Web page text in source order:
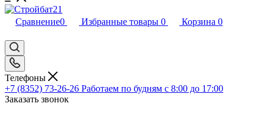
Сравнение0 Избранные товары 0 Корзина 0
Телефоны
+7 (8352) 73-26-26 Работаем по будням с 8:00 до 17:00
Заказать звонок